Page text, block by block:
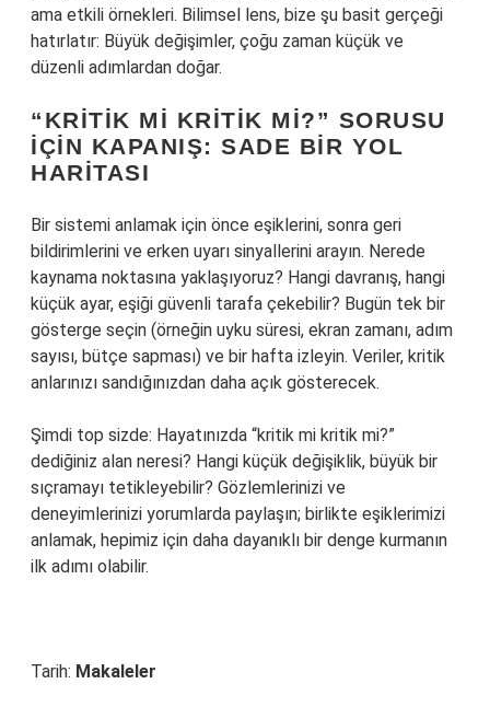
ama etkili örnekleri. Bilimsel lens, bize şu basit gerçeği
hatırlatır: Büyük değişimler, çoğu zaman küçük ve
düzenli adımlardan doğar.
“KRITIK MI KRITIK MI?” SORUSU
İÇIN KAPANIŞ: SADE BIR YOL
HARITASI
Bir sistemi anlamak için önce eşiklerini, sonra geri
bildirimlerini ve erken uyarı sinyallerini arayın. Nerede
kaynama noktasına yaklaşıyoruz? Hangi davranış, hangi
küçük ayar, eşiği güvenli tarafa çekebilir? Bugün tek bir
gösterge seçin (örneğin uyku süresi, ekran zamanı, adım
sayısı, bütçe sapması) ve bir hafta izleyin. Veriler, kritik
anlarınızı sandığınızdan daha açık gösterecek.
Şimdi top sizde: Hayatınızda “kritik mi kritik mi?”
dediğiniz alan neresi? Hangi küçük değişiklik, büyük bir
sıçramayı tetikleyebilir? Gözlemlerinizi ve
deneyimlerinizi yorumlarda paylaşın; birlikte eşiklerimizi
anlamak, hepimiz için daha dayanıklı bir denge kurmanın
ilk adımı olabilir.
Tarih: Makaleler